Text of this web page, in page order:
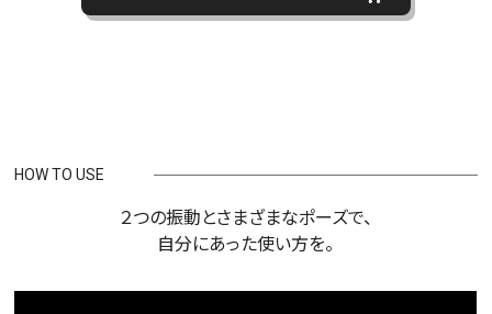
HOW TO USE
２つの振動とさまざまなポーズで、
自分にあった使い方を。